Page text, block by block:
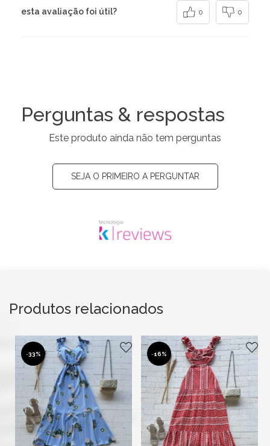
esta avaliação foi útil? 0 0
Perguntas & respostas
Este produto ainda não tem perguntas
SEJA O PRIMEIRO A PERGUNTAR
Produtos relacionados
-33% -16%